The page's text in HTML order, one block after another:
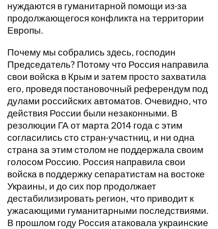
нуждаются в гуманитарной помощи из-за
продолжающегося конфликта на территории
Европы.
Почему мы собрались здесь, господин
Председатель? Потому что Россия направила
свои войска в Крым и затем просто захватила
его, проведя постановочный референдум под
дулами российских автоматов. Очевидно, что
действия России были незаконными. В
резолюции ГА от марта 2014 года с этим
согласились сто стран-участниц, и ни одна
страна за этим столом не поддержала своим
голосом Россию. Россия направила свои
войска в поддержку сепаратистам на востоке
Украины, и до сих пор продолжает
дестабилизировать регион, что приводит к
ужасающими гуманитарными последствиями.
В прошлом году Россия атаковала украинские